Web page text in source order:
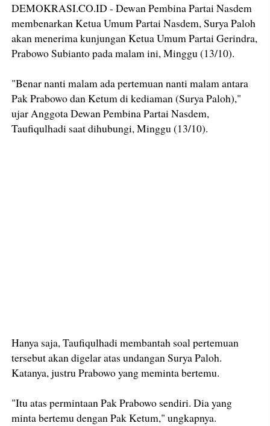
DEMOKRASI.CO.ID - Dewan Pembina Partai Nasdem
membenarkan Ketua Umum Partai Nasdem, Surya Paloh
akan menerima kunjungan Ketua Umum Partai Gerindra,
Prabowo Subianto pada malam ini, Minggu (13/10).
"Benar nanti malam ada pertemuan nanti malam antara
Pak Prabowo dan Ketum di kediaman (Surya Paloh),"
ujar Anggota Dewan Pembina Partai Nasdem,
Taufiqulhadi saat dihubungi, Minggu (13/10).
Hanya saja, Taufiqulhadi membantah soal pertemuan
tersebut akan digelar atas undangan Surya Paloh.
Katanya, justru Prabowo yang meminta bertemu.
"Itu atas permintaan Pak Prabowo sendiri. Dia yang
minta bertemu dengan Pak Ketum," ungkapnya.